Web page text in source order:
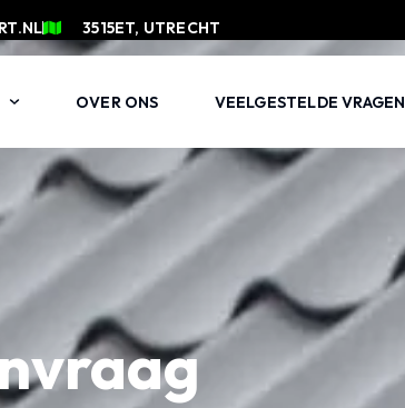
3515ET, UTRECHT
OVER ONS VEELGESTELDE VRAGEN